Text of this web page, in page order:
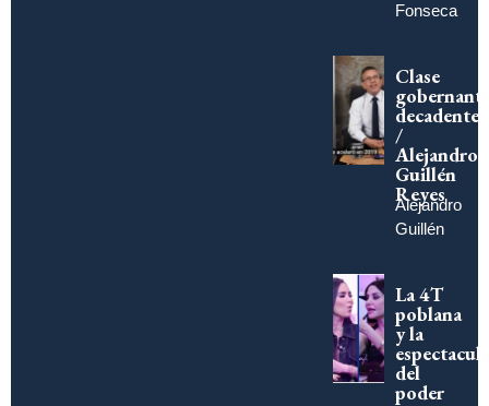
Fonseca
Clase
decadente
/
Alejandro
Guillén
Reyes
Alejandro
Guillén
La 4T
poblana
y la
del
poder